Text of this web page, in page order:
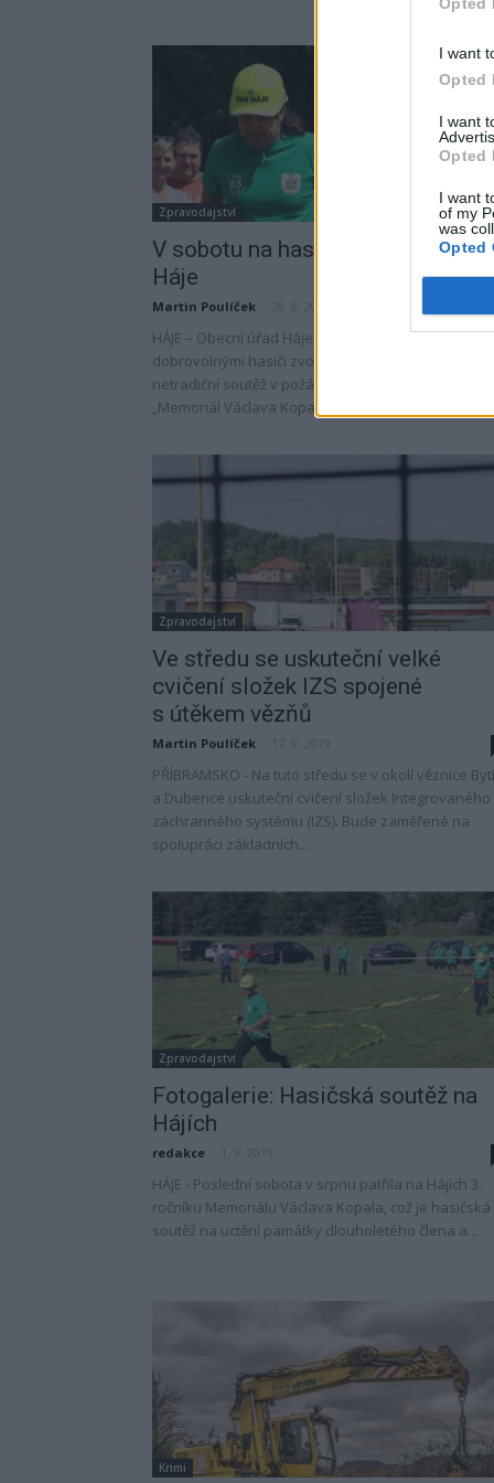
I want
Opted
I want
Opted
I want
of my
was
Opted
Zpravodajství
V sobotu na hasičskou soutěž na
Háje
Martin Poulíček
HÁJE – Obecní úřad Háje společně s místními
dobrovolnými hasiči zvou v sobotu 28 srpna na
netradiční soutěž v požárním sportu pod názvem
„Memoriál Václava Kopala“. Soutěž se koná...
Zpravodajství
Ve středu se uskuteční velké
cvičení složek IZS spojené
s útěkem vězňů
Martin Poulíček
PŘÍBRAMSKO - Na tuto středu se v okolí věznice
a Dubence uskuteční cvičení složek Integrovaného
záchranného systému (IZS). Bude zaměřené na
spolupráci základních...
Zpravodajství
Fotogalerie: Hasičská soutěž na
Hájích
redakce
HÁJE - Poslední sobota v srpnu patřila na Hájích 3.
ročníku Memoriálu Václava Kopala, což je hasičská
soutěž na uctění památky dlouholetého člena a...
Krimi